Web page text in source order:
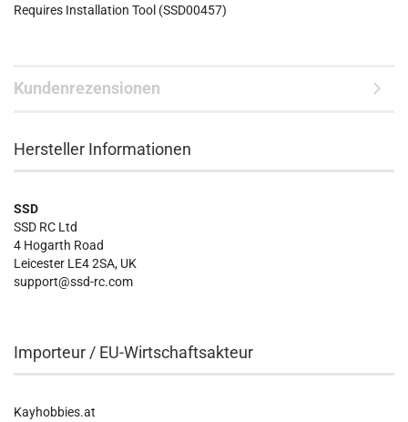
Requires Installation Tool (SSD00457)
Kundenrezensionen
Hersteller Informationen
SSD
SSD RC Ltd
4 Hogarth Road
Leicester LE4 2SA, UK
support@ssd-rc.com
Importeur / EU-Wirtschaftsakteur
Kayhobbies.at